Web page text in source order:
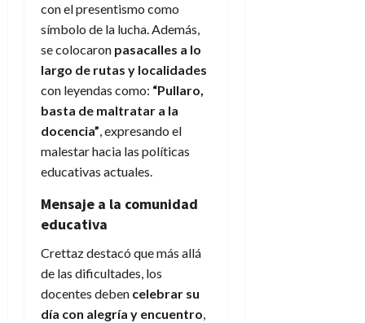
con el presentismo como
símbolo de la lucha. Además,
se colocaron pasacalles a lo
largo de rutas y localidades
con leyendas como: “Pullaro,
basta de maltratar a la
docencia”, expresando el
malestar hacia las políticas
educativas actuales.
Mensaje a la comunidad
educativa
Crettaz destacó que más allá
de las dificultades, los
docentes deben celebrar su
día con alegría y encuentro,